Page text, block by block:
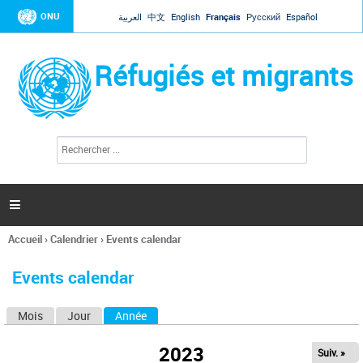
Jump to navigation
ONU العربية 中文 English Français Русский Español
Réfugiés et migrants
l
c
h
e

Vous
ici
Accueil›Calendrier› Events calendar
Events calendar
Mois Jour Année
2023 Suiv. »